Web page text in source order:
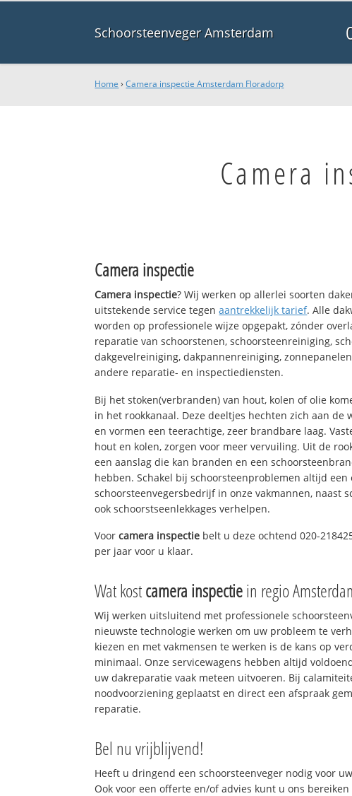
Schoorsteenveger Amsterdam
Home ›Camera inspectie Amsterdam Floradorp
Camera
Camera inspectie
Camera inspectie? Wij werken op allerlei soorten
uitstekende service tegenaantrekkelijk tarief. Alle
worden op professionele wijze opgepakt, zónder
reparatie van schoorstenen, schoorsteenreiniging,
dakgevelreiniging, dakpannenreiniging,
andere reparatie- en inspectiediensten.
Bij het stoken(verbranden) van hout, kolen of olie
in het rookkanaal. Deze deeltjes hechten zich aan de
en vormen een teerachtige, zeer brandbare laag.
hout en kolen, zorgen voor meer vervuiling. Uit de
een aanslag die kan branden en een
hebben. Schakel bij schoorsteenproblemen altijd een
schoorsteenvegersbedrijf in onze vakmannen, naast
ook schoorstseenlekkages verhelpen.
Voorcamera inspectie belt u deze ochtend 020-
per jaar voor u klaar.
Wat kostcamera inspectiein regio
Wij werken uitsluitend met professionele
nieuwste technologie werken om uw probleem te
kiezen en met vakmensen te werken is de kans op
minimaal. Onze servicewagens hebben altijd
uw dakreparatie vaak meteen uitvoeren. Bij
noodvoorziening geplaatst en direct een afspraak
reparatie.
Bel nu vrijblijvend!
Heeft u dringend een schoorsteenveger nodig voor
Ook voor een offerte en/of advies kunt u ons